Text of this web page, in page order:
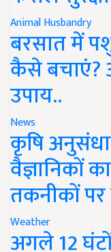
Animal Husbandry
बरसात में
कैसे बचाएं?
उपाय..
News
कृषि
वैज्ञानिकों
तकनीकों पर
Weather
अगले 12